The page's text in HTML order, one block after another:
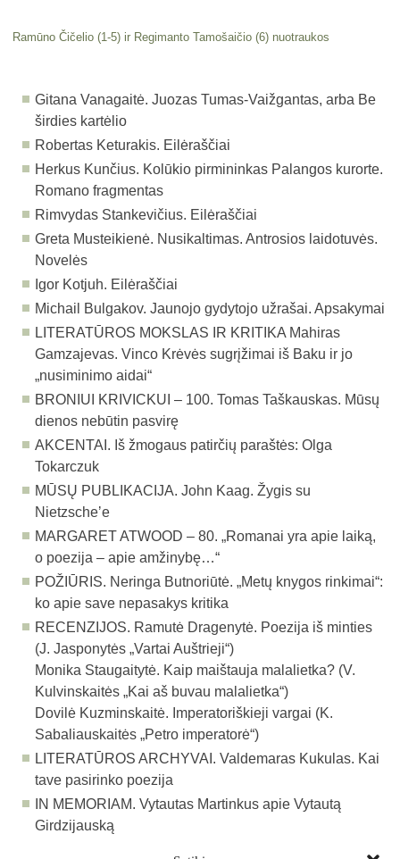
Ramūno Čičelio (1-5) ir Regimanto Tamošaičio (6) nuotraukos
Gitana Vanagaitė. Juozas Tumas-Vaižgantas, arba Be
širdies kartėlio
Robertas Keturakis. Eilėraščiai
Herkus Kunčius. Kolūkio pirmininkas Palangos kurorte.
Romano fragmentas
Rimvydas Stankevičius. Eilėraščiai
Greta Musteikienė. Nusikaltimas. Antrosios laidotuvės.
Novelės
Igor Kotjuh. Eilėraščiai
Michail Bulgakov. Jaunojo gydytojo užrašai. Apsakymai
LITERATŪROS MOKSLAS IR KRITIKA Mahiras
Gamzajevas. Vinco Krėvės sugrįžimai iš Baku ir jo
„nusiminimo aidai“
BRONIUI KRIVICKUI – 100.Tomas Taškauskas. Mūsų
dienos nebūtin pasvirę
AKCENTAI. Iš žmogaus patirčių paraštės: Olga
Tokarczuk
MŪSŲ PUBLIKACIJA.John Kaag. Žygis su
Nietzscheʼe
MARGARET ATWOOD – 80.„Romanai yra apie laiką,
o poezija – apie amžinybę…“
POŽIŪRIS. Neringa Butnoriūtė. „Metų knygos rinkimai“:
ko apie save nepasakys kritika
RECENZIJOS. Ramutė Dragenytė. Poezija iš minties
(J. Jasponytės „Vartai Auštrieji“)
Monika Staugaitytė. Kaip maištauja malalietka? (V.
Kulvinskaitės „Kai aš buvau malalietka“)
Dovilė Kuzminskaitė. Imperatoriškieji vargai (K.
Sabaliauskaitės „Petro imperatorė“)
LITERATŪROS ARCHYVAI.Valdemaras Kukulas. Kai
tave pasirinko poezija
IN MEMORIAM.Vytautas Martinkus apie Vytautą
Girdzijauską